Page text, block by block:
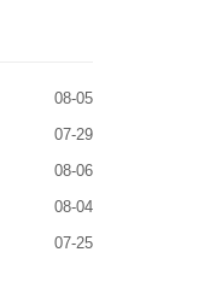
08-05
07-29
08-06
08-04
07-25